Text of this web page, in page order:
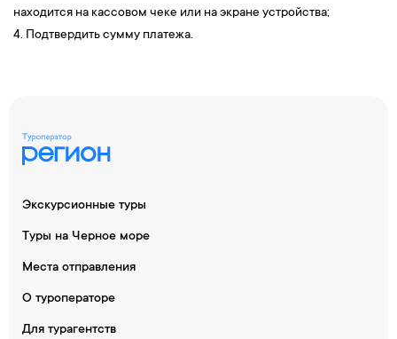
находится на кассовом чеке или на экране устройства;
4. Подтвердить сумму платежа.
Экскурсионные туры
Туры на Черное море
Места отправления
О туроператоре
Для турагентств